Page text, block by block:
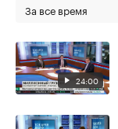
За все время
24:00